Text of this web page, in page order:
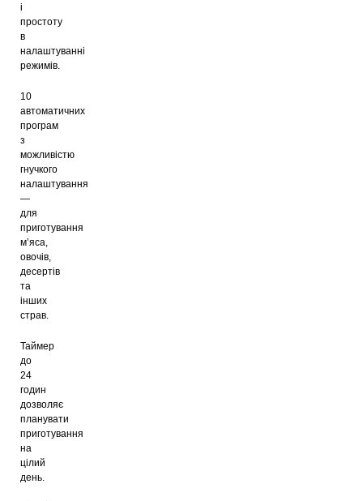
і
простоту
в
налаштуванні
режимів.
10
автоматичних
програм
з
можливістю
гнучкого
налаштування
—
для
приготування
м’яса,
овочів,
десертів
та
інших
страв.
Таймер
до
24
годин
дозволяє
планувати
приготування
на
цілий
день.